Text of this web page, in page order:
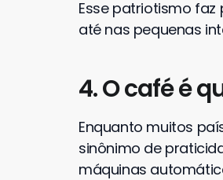
Esse patriotismo
até nas pequenas
4. O café é
Enquanto muitos
sinônimo de
máquinas